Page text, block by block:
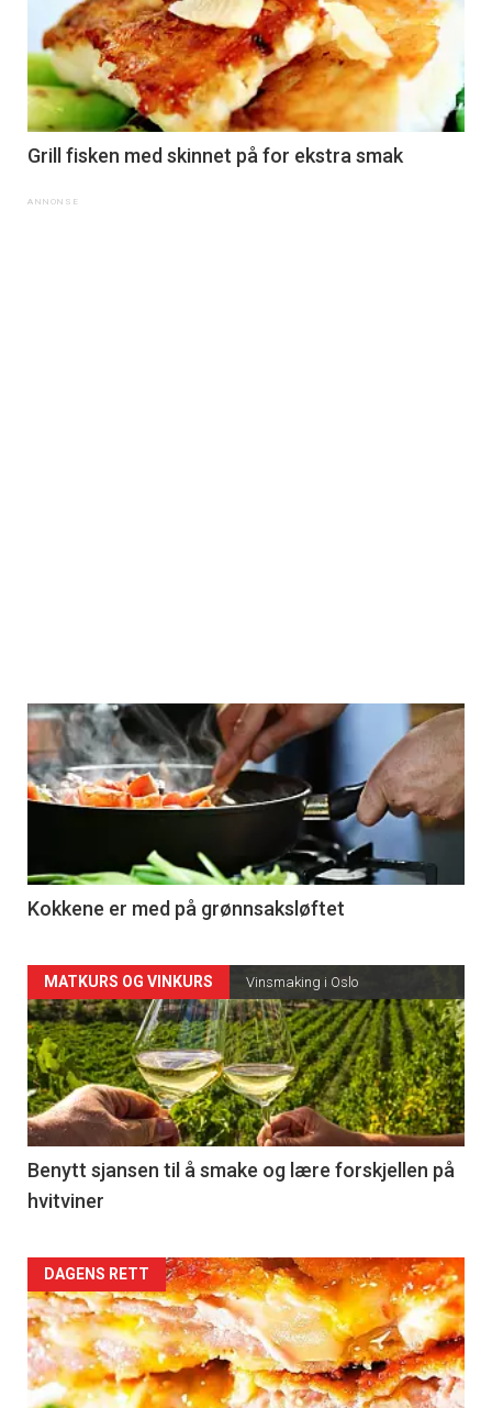
Grill fisken med skinnet på for ekstra smak
Kokkene er med på grønnsaksløftet
Articler
-
section
23
Right
MATKURS OG VINKURS Vinsmaking i Oslo
Benytt sjansen til å smake og lære forskjellen på
hvitviner
DAGENS RETT